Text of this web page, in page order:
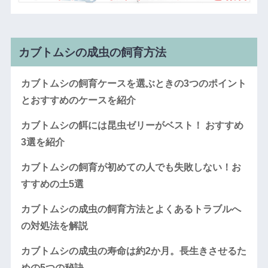
カブトムシの成虫の飼育方法
カブトムシの飼育ケースを選ぶときの3つのポイント
とおすすめのケースを紹介
カブトムシの餌には昆虫ゼリーがベスト！ おすすめ
3選を紹介
カブトムシの飼育が初めての人でも失敗しない！お
すすめの土5選
カブトムシの成虫の飼育方法とよくあるトラブルへ
の対処法を解説
カブトムシの成虫の寿命は約2か月。長生きさせるた